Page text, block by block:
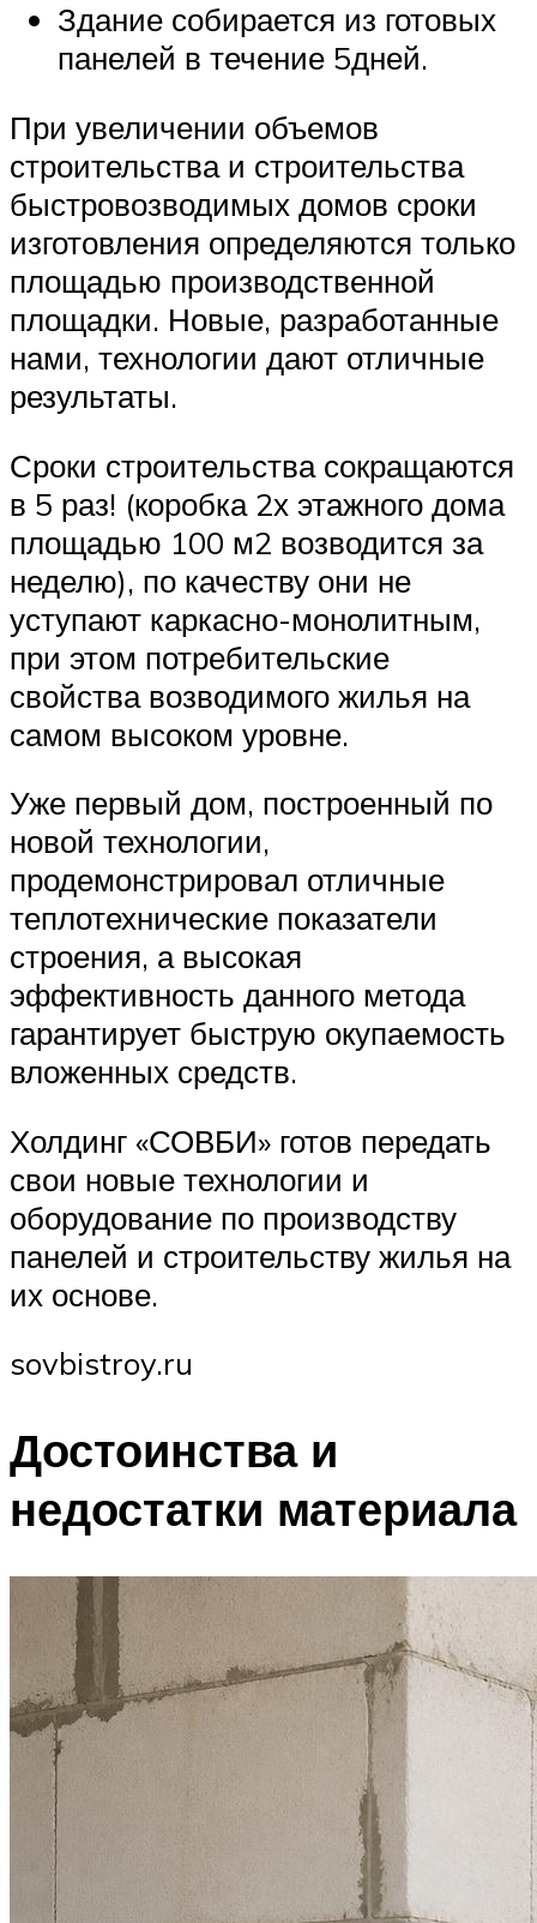
Здание собирается из готовых
панелей в течение 5дней.
При увеличении объемов
строительства и строительства
быстровозводимых домов сроки
изготовления определяются только
площадью производственной
площадки. Новые, разработанные
нами, технологии дают отличные
результаты.
Сроки строительства сокращаются
в 5 раз! (коробка 2х этажного дома
площадью 100 м2 возводится за
неделю), по качеству они не
уступают каркасно-монолитным,
при этом потребительские
свойства возводимого жилья на
самом высоком уровне.
Уже первый дом, построенный по
новой технологии,
продемонстрировал отличные
теплотехнические показатели
строения, а высокая
эффективность данного метода
гарантирует быструю окупаемость
вложенных средств.
Холдинг «СОВБИ» готов передать
свои новые технологии и
оборудование по производству
панелей и строительству жилья на
их основе.
sovbistroy.ru
Достоинства и
недостатки материала